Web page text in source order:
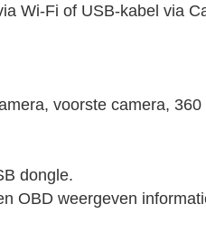
Wi-Fi of USB-kabel via
voorste camera,
dongle.
OBD weergeven